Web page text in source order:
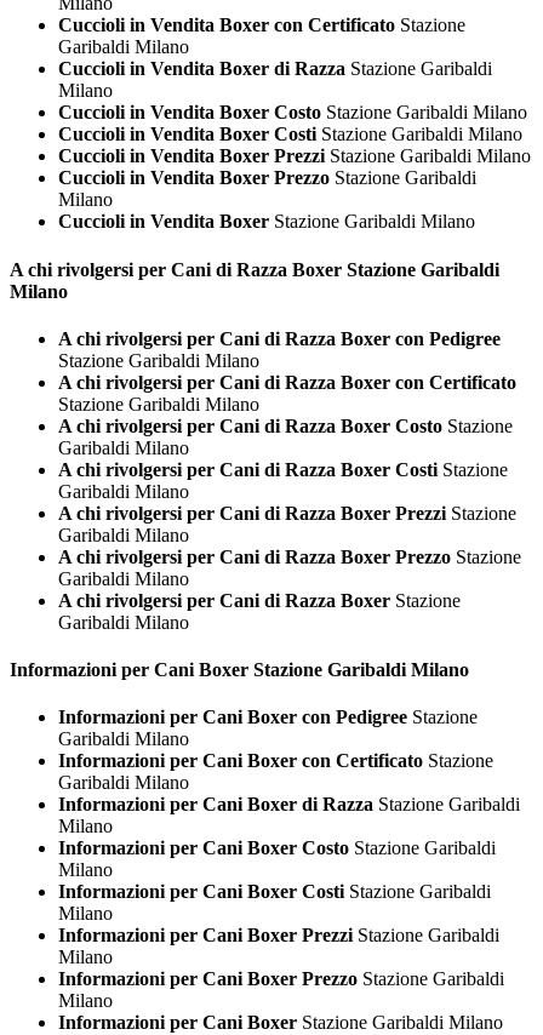
Cuccioli in Vendita Boxer con Certificato Stazione
Garibaldi Milano
Cuccioli in Vendita Boxer di Razza Stazione Garibaldi
Milano
Cuccioli in Vendita Boxer Costo Stazione Garibaldi Milano
Cuccioli in Vendita Boxer Costi Stazione Garibaldi Milano
Cuccioli in Vendita Boxer Prezzi Stazione Garibaldi Milano
Cuccioli in Vendita Boxer Prezzo Stazione Garibaldi
Milano
Cuccioli in Vendita Boxer Stazione Garibaldi Milano
A chi rivolgersi per Cani di Razza Boxer Stazione Garibaldi
Milano
A chi rivolgersi per Cani di Razza Boxer con Pedigree
Stazione Garibaldi Milano
A chi rivolgersi per Cani di Razza Boxer con Certificato
Stazione Garibaldi Milano
A chi rivolgersi per Cani di Razza Boxer Costo Stazione
Garibaldi Milano
A chi rivolgersi per Cani di Razza Boxer Costi Stazione
Garibaldi Milano
A chi rivolgersi per Cani di Razza Boxer Prezzi Stazione
Garibaldi Milano
A chi rivolgersi per Cani di Razza Boxer Prezzo Stazione
Garibaldi Milano
A chi rivolgersi per Cani di Razza Boxer Stazione
Garibaldi Milano
Informazioni per Cani Boxer Stazione Garibaldi Milano
Informazioni per Cani Boxer con Pedigree Stazione
Garibaldi Milano
Informazioni per Cani Boxer con Certificato Stazione
Garibaldi Milano
Informazioni per Cani Boxer di Razza Stazione Garibaldi
Milano
Informazioni per Cani Boxer Costo Stazione Garibaldi
Milano
Informazioni per Cani Boxer CostiStazione Garibaldi
Milano
Informazioni per Cani Boxer PrezziStazione Garibaldi
Milano
Informazioni per Cani Boxer Prezzo Stazione Garibaldi
Milano
Informazioni per Cani Boxer Stazione Garibaldi Milano